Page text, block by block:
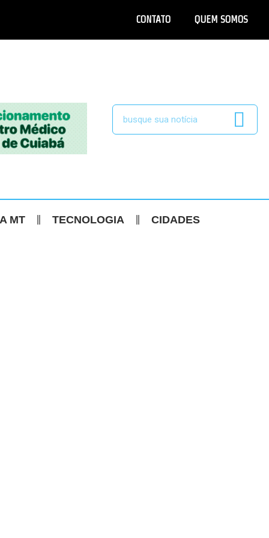
CONTATO QUEM SOMOS
MT TECNOLOGIA CIDADES